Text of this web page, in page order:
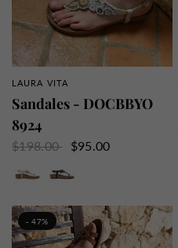
APERÇU RAPIDE
LAURA VITA
Sandales - DOCBBYO
8924
$198.00
$95.00
- 47%